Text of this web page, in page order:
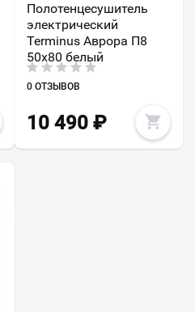
Полотенцесушитель
электрический
Terminus Аврора П8
50х80 белый
0 ОТЗЫВОВ
10 490₽